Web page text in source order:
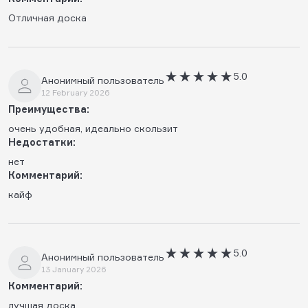
Отличная доска
Анонимный пользователь
12 February 2026
5.0
Преимущества:
очень удобная, идеально скользит
Недостатки:
нет
Комментарий:
кайф
Анонимный пользователь
13 January 2026
5.0
Комментарий:
лучшая доска